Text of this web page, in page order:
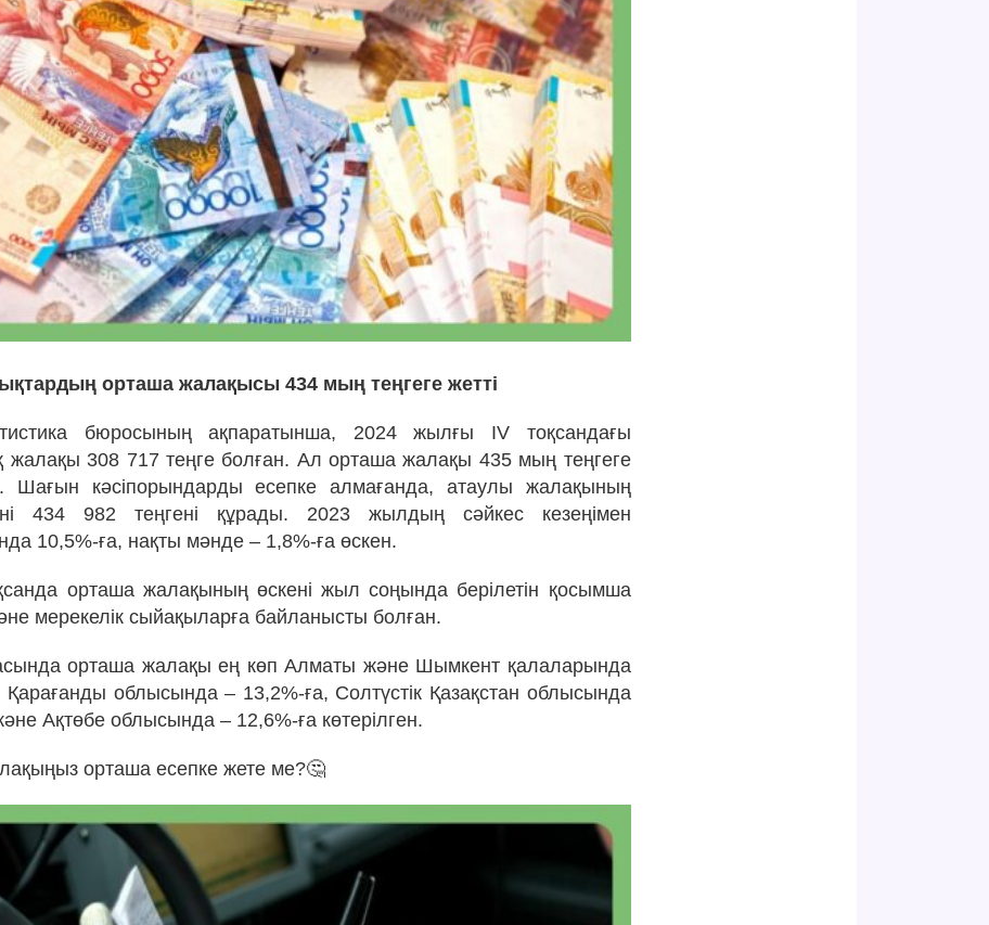
орташа жалақысы 434 мың теңгеге жетті
бюросының ақпаратынша, 2024 жылғы IV тоқсандағы
жалақы 308 717 теңге болған. Ал орташа жалақы 435 мың теңгеге
Шағын кәсіпорындарды есепке алмағанда, атаулы жалақының
434 982 теңгені құрады. 2023 жылдың сәйкес кезеңімен
10,5%-ға, нақты мәнде – 1,8%-ға өскен.
орташа жалақының өскені жыл соңында берілетін қосымша
мерекелік сыйақыларға байланысты болған.
орташа жалақы ең көп Алматы және Шымкент қалаларында
облысында – 13,2%-ға, Солтүстік Қазақстан облысында
Ақтөбе облысында – 12,6%-ға көтерілген.
орташа есепке жете ме?🤔